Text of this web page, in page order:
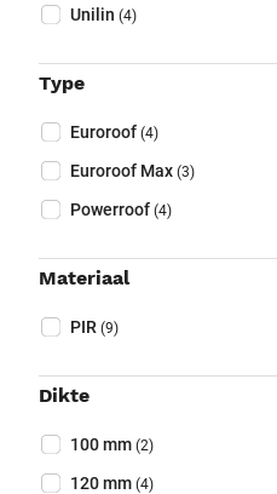
Unilin (4)
Type
Type (Optioneel)
Euroroof (4)
Euroroof Max (3)
Powerroof (4)
Materiaal
Materiaal
PIR (9)
Dikte
Dikte (Optioneel)
100 mm (2)
120 mm (4)